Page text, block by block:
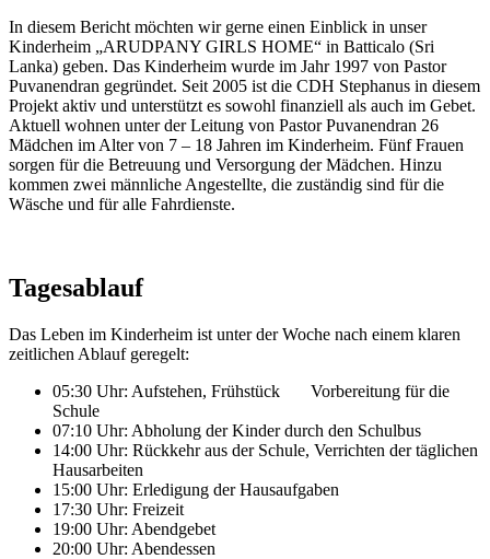
In diesem Bericht möchten wir gerne einen Einblick in unser
Kinderheim „ARUDPANY GIRLS HOME“ in Batticalo (Sri
Lanka) geben. Das Kinderheim wurde im Jahr 1997 von Pastor
Puvanendran gegründet. Seit 2005 ist die CDH Stephanus in diesem
Projekt aktiv und unterstützt es sowohl finanziell als auch im Gebet.
Aktuell wohnen unter der Leitung von Pastor Puvanendran 26
Mädchen im Alter von 7 – 18 Jahren im Kinderheim. Fünf Frauen
sorgen für die Betreuung und Versorgung der Mädchen. Hinzu
kommen zwei männliche Angestellte, die zuständig sind für die
Wäsche und für alle Fahrdienste.
Tagesablauf
Das Leben im Kinderheim ist unter der Woche nach einem klaren
zeitlichen Ablauf geregelt:
05:30 Uhr: Aufstehen, Frühstück Vorbereitung für die
Schule
07:10 Uhr: Abholung der Kinder durch den Schulbus
14:00 Uhr: Rückkehr aus der Schule, Verrichten der täglichen
Hausarbeiten
15:00 Uhr: Erledigung der Hausaufgaben
17:30 Uhr: Freizeit
19:00 Uhr: Abendgebet
20:00 Uhr: Abendessen